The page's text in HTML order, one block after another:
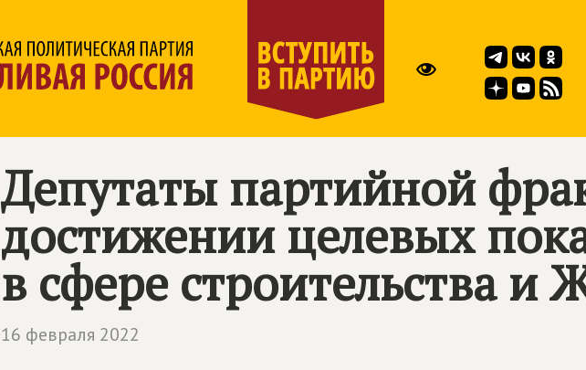
Депутаты партийной
достижении целевых
в сфере строительства и
16 февраля 2022